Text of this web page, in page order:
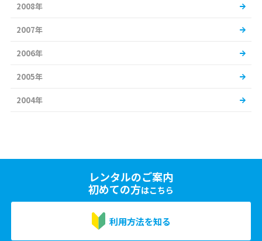
2008年
2007年
2006年
2005年
2004年
レンタルのご案内
初めての方はこちら
利用方法を知る